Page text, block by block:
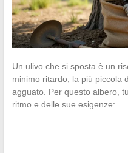
Un ulivo che si sposta è un
minimo ritardo, la più piccola
agguato. Per questo albero,
ritmo e delle sue esigenze:…